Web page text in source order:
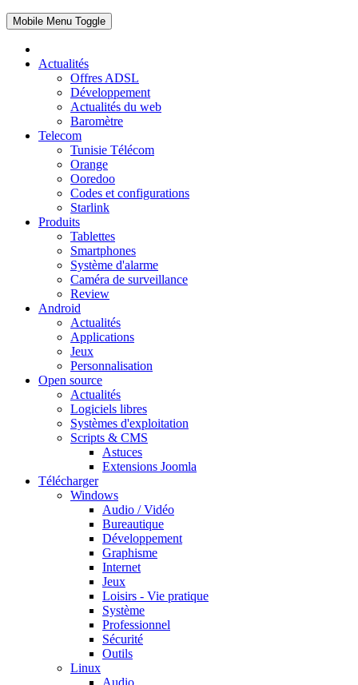
Mobile Menu Toggle
Actualités
Offres ADSL
Développement
Actualités du web
Baromètre
Telecom
Tunisie Télécom
Orange
Ooredoo
Codes et configurations
Starlink
Produits
Tablettes
Smartphones
Système d'alarme
Caméra de surveillance
Review
Android
Actualités
Applications
Jeux
Personnalisation
Open source
Actualités
Logiciels libres
Systèmes d'exploitation
Scripts & CMS
Astuces
Extensions Joomla
Télécharger
Windows
Audio / Vidéo
Bureautique
Développement
Graphisme
Internet
Jeux
Loisirs - Vie pratique
Système
Professionnel
Sécurité
Outils
Linux
Audio